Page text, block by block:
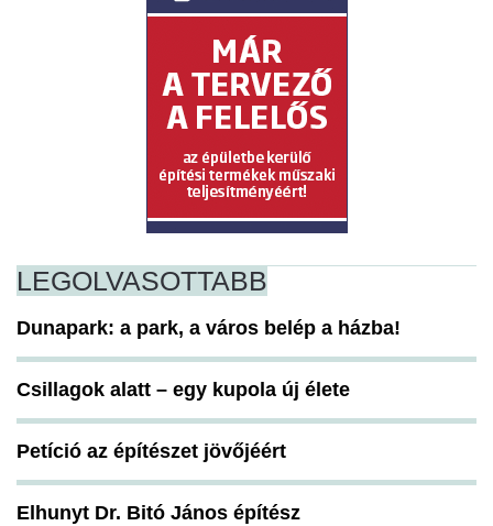
LEGOLVASOTTABB
Dunapark: a park, a város belép a házba!
Csillagok alatt – egy kupola új élete
Petíció az építészet jövőjéért
Elhunyt Dr. Bitó János építész